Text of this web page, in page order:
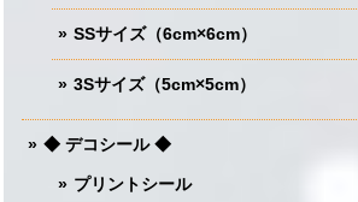
SSサイズ（6cm×6cm）
3Sサイズ（5cm×5cm）
◆ デコシール ◆
プリントシール